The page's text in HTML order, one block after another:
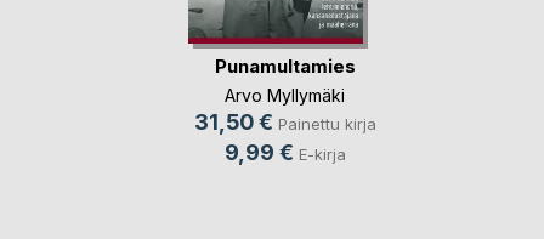
Punamultamies
Arvo Myllymäki
31,50 € Painettu kirja
9,99 € E-kirja